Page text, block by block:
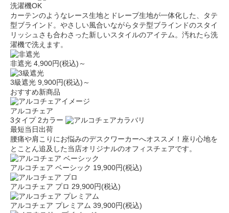
洗濯機OK
カーテンのようなレース生地とドレープ生地が一体化した、タテ
型ブラインド。やさしい風合いながらタテ型ブラインドのスタイ
リッシュさも合わさった新しいスタイルのアイテム。汚れたら洗
濯機で洗えます。
非遮光 4,900円(税込)～
3級遮光 9,900円(税込)～
おすすめ新商品
アルコチェア
3タイプ 2カラー
最短当日出荷
腰痛や肩こりにお悩みのデスクワーカーへオススメ！座り心地を
とことん追及した当店オリジナルのオフィスチェアです。
アルコチェア ベーシック 19,900円(税込)
アルコチェア プロ 29,900円(税込)
アルコチェア プレミアム 39,900円(税込)